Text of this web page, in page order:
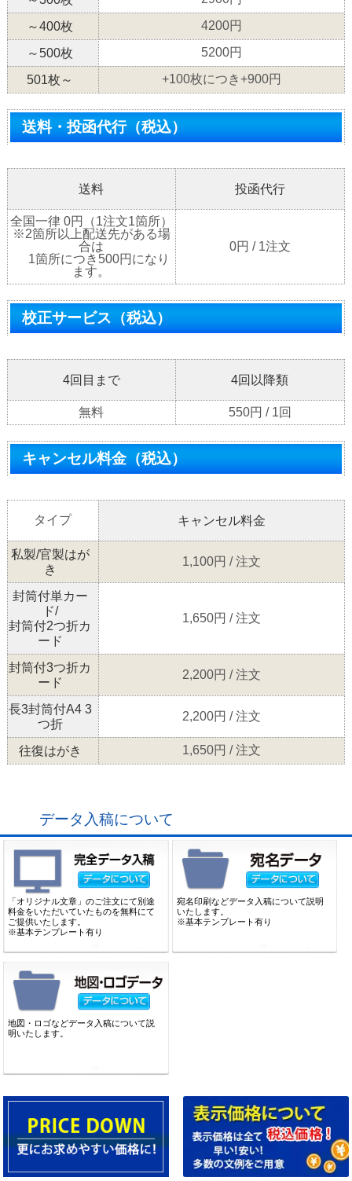
～400枚 4200円
～500枚 5200円
501枚～ +100枚につき+900円
送料・投函代行（税込）
送料 投函代行
全国一律 0円（1注文1箇所）
※2箇所以上配送先がある場
合は
1箇所につき500円になり
ます。
0円 / 1注文
校正サービス（税込）
4回目まで 4回以降類
無料 550円 / 1回
キャンセル料金（税込）
タイプ キャンセル料金
私製/官製はが
き
1,100円 / 注文
封筒付単カー
ド/
封筒付2つ折カ
ード
1,650円 / 注文
封筒付3つ折カ
ード
2,200円 / 注文
長3封筒付A4 3
つ折
2,200円 / 注文
往復はがき 1,650円 / 注文
データ入稿について
「オリジナル文章」のご注文にて別途
料金をいただいていたものを無料にて
ご提供いたします。
※基本テンプレート有り
宛名印刷などデータ入稿について説明
いたします。
※基本テンプレート有り
地図・ロゴなどデータ入稿について説
明いたします。